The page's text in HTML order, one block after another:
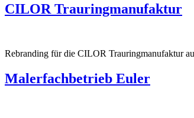
CILOR Trauringmanufaktur
Rebranding für die CILOR Trauringmanufaktur
Malerfachbetrieb Euler